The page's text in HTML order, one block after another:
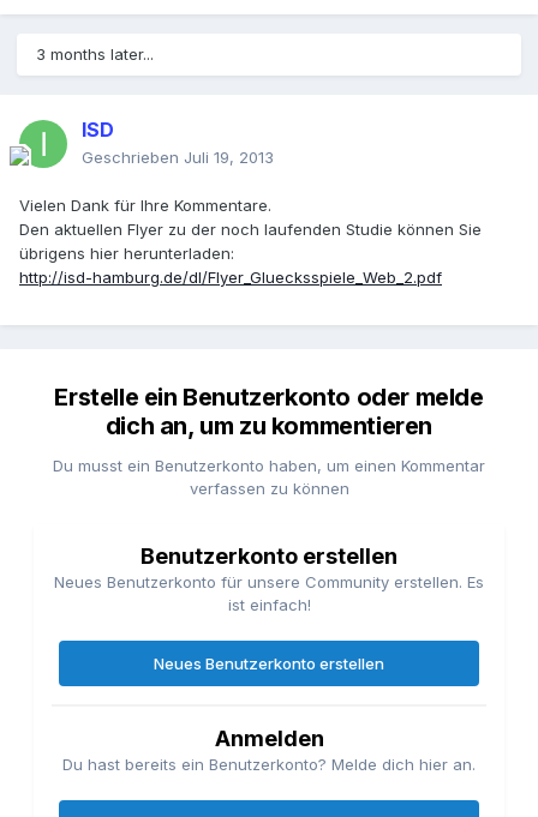
3 months later...
ISD
Geschrieben Juli 19, 2013
Vielen Dank für Ihre Kommentare.
Den aktuellen Flyer zu der noch laufenden Studie können Sie
übrigens hier herunterladen:
http://isd-hamburg.de/dl/Flyer_Gluecksspiele_Web_2.pdf
Erstelle ein Benutzerkonto oder melde
dich an, um zu kommentieren
Du musst ein Benutzerkonto haben, um einen Kommentar
verfassen zu können
Benutzerkonto erstellen
Neues Benutzerkonto für unsere Community erstellen. Es
ist einfach!
Neues Benutzerkonto erstellen
Anmelden
Du hast bereits ein Benutzerkonto? Melde dich hier an.